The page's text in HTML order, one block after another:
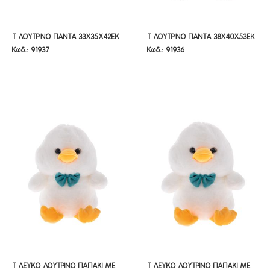
Τ ΛΟΥΤΡΙΝΟ ΠΑΝΤΑ 33Χ35Χ42ΕΚ
Τ ΛΟΥΤΡΙΝΟ ΠΑΝΤΑ 33Χ35Χ42ΕΚ
Κωδ.: 91937
Τ ΛΟΥΤΡΙΝΟ ΠΑΝΤΑ 38Χ40Χ53ΕΚ
Τ ΛΟΥΤΡΙΝΟ ΠΑΝΤΑ 38Χ40Χ53ΕΚ
Κωδ.: 91936
Τ ΛΕΥΚΟ ΛΟΥΤΡΙΝΟ ΠΑΠΑΚΙ ΜΕ
Τ ΛΕΥΚΟ ΛΟΥΤΡΙΝΟ ΠΑΠΑΚΙ ΜΕ Τ ΛΕΥΚΟ ΛΟΥΤΡΙΝΟ ΠΑΠΑΚΙ ΜΕ
Τ ΛΕΥΚΟ ΛΟΥΤΡΙΝΟ ΠΑΠΑΚΙ ΜΕ